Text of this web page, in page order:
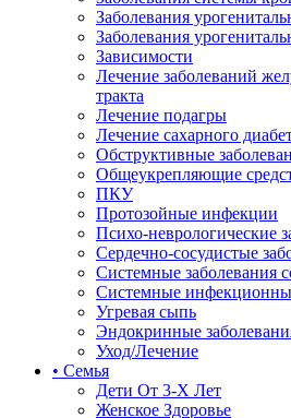
Заболевания
Заболевания
Зависимости
Лечение заболеваний
тракта
Лечение подагры
Лечение сахарного
Обструктивные
Общеукрепляющие
ПКУ
Протозойные инфекции
Психо-неврологические
Сердечно-сосудистые
Системные заболевания
Системные
Угревая сыпь
Эндокринные
Уход/Лечение
• Семья
Дети От 3-Х Лет
Женское Здоровье